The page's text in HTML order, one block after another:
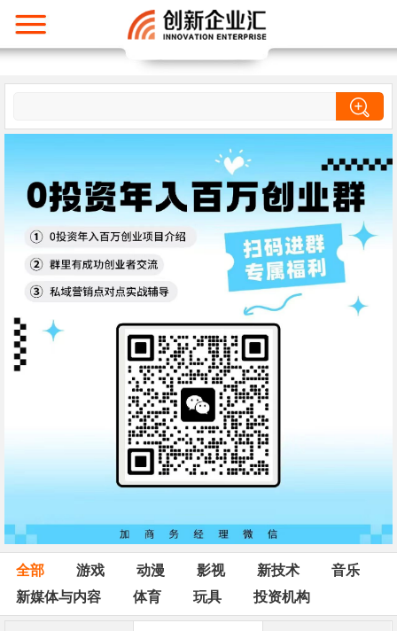
全部 游戏 动漫 影视 新技术
音乐
新媒体与内容
体育 玩具 投资机构